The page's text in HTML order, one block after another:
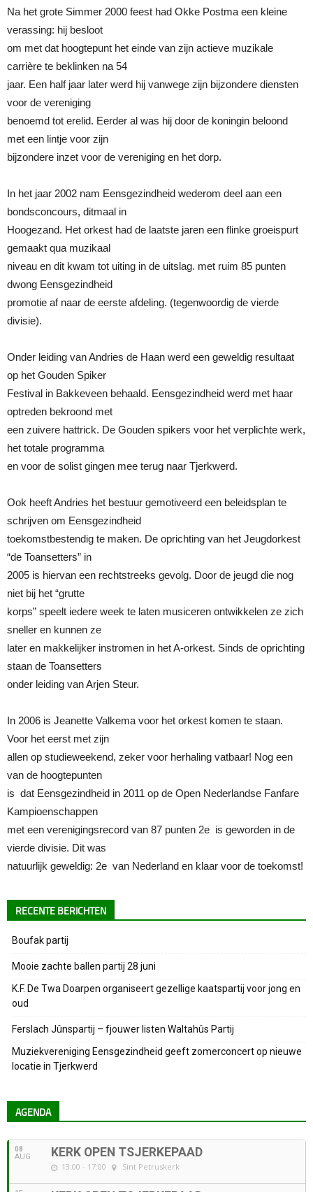
Na het grote Simmer 2000 feest had Okke Postma een kleine
verassing: hij besloot
om met dat hoogtepunt het einde van zijn actieve muzikale
carrière te beklinken na 54
jaar. Een half jaar later werd hij vanwege zijn bijzondere diensten
voor de vereniging
benoemd tot erelid. Eerder al was hij door de koningin beloond
met een lintje voor zijn
bijzondere inzet voor de vereniging en het dorp.
In het jaar 2002 nam Eensgezindheid wederom deel aan een
bondsconcours, ditmaal in
Hoogezand. Het orkest had de laatste jaren een flinke groeispurt
gemaakt qua muzikaal
niveau en dit kwam tot uiting in de uitslag. met ruim 85 punten
dwong Eensgezindheid
promotie af naar de eerste afdeling. (tegenwoordig de vierde
divisie).
Onder leiding van Andries de Haan werd een geweldig resultaat
op het Gouden Spiker
Festival in Bakkeveen behaald. Eensgezindheid werd met haar
optreden bekroond met
een zuivere hattrick. De Gouden spikers voor het verplichte werk,
het totale programma
en voor de solist gingen mee terug naar Tjerkwerd.
Ook heeft Andries het bestuur gemotiveerd een beleidsplan te
schrijven om Eensgezindheid
toekomstbestendig te maken. De oprichting van het Jeugdorkest
“de Toansetters” in
2005 is hiervan een rechtstreeks gevolg. Door de jeugd die nog
niet bij het “grutte
korps” speelt iedere week te laten musiceren ontwikkelen ze zich
sneller en kunnen ze
later en makkelijker instromen in het A-orkest. Sinds de oprichting
staan de Toansetters
onder leiding van Arjen Steur.
In 2006 is Jeanette Valkema voor het orkest komen te staan.
Voor het eerst met zijn
allen op studieweekend, zeker voor herhaling vatbaar! Nog een
van de hoogtepunten
is dat Eensgezindheid in 2011 op de Open Nederlandse Fanfare
Kampioenschappen
met een verenigingsrecord van 87 punten 2e is geworden in de
vierde divisie. Dit was
natuurlijk geweldig: 2e van Nederland en klaar voor de toekomst!
RECENTE BERICHTEN
Boufak partij
Mooie zachte ballen partij 28 juni
K.F. De Twa Doarpen organiseert gezellige kaatspartij voor jong en
oud
Ferslach Jûnspartij – fjouwer listen Waltahûs Partij
Muziekvereniging Eensgezindheid geeft zomerconcert op nieuwe
locatie in Tjerkwerd
AGENDA
08
AUG KERK OPEN TSJERKEPAAD
13:00 - 17:00 Sint Petruskerk